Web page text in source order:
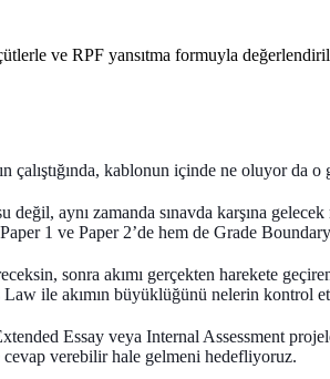
ve RPF yansıtma formuyla
çalıştığında, kablonun içinde ne oluyor da
aynı zamanda sınavda karşına
1 ve Paper 2’de hem de Grade
sonra akımı gerçekten harekete
ile akımın büyüklüğünü nelerin kontrol
Essay veya Internal Assessment
verebilir hale gelmeni hedefliyoruz.